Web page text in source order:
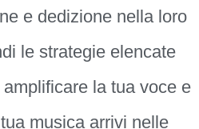
e dedizione nella loro
le strategie elencate
amplificare la tua voce e
musica arrivi nelle